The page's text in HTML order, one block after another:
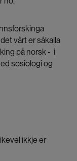
vårt er såkalla
på norsk - i
sosiologi og
ikkje er